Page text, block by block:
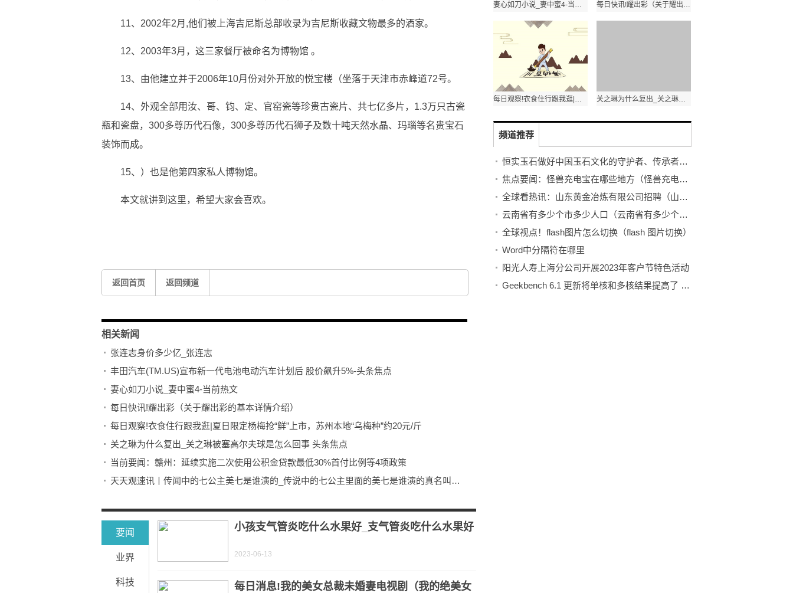
11、2002年2月,他们被上海吉尼斯总部收录为吉尼斯收藏文物最多的酒家。
12、2003年3月，这三家餐厅被命名为博物馆 。
13、由他建立并于2006年10月份对外开放的悦宝楼（坐落于天津市赤峰道72号。
14、外观全部用汝、哥、钧、定、官窑瓷等珍贵古瓷片、共七亿多片，1.3万只古瓷
瓶和瓷盘，300多尊历代石像，300多尊历代石狮子及数十吨天然水晶、玛瑙等名贵宝石
装饰而成。
15、）也是他第四家私人博物馆。
本文就讲到这里，希望大家会喜欢。
返回首页 返回频道
相关新闻
张连志身价多少亿_张连志
丰田汽车(TM.US)宣布新一代电池电动汽车计划后 股价飙升5%-头条焦点
妻心如刀小说_妻中蜜4-当前热文
每日快讯!耀出彩（关于耀出彩的基本详情介绍）
每日观察!衣食住行跟我逛|夏日限定杨梅抢“鲜”上市，苏州本地“乌梅种”约20元/斤
关之琳为什么复出_关之琳被塞高尔夫球是怎么回事 头条焦点
当前要闻：赣州：延续实施二次使用公积金贷款最低30%首付比例等4项政策
天天观速讯丨传闻中的七公主美七是谁演的_传说中的七公主里面的美七是谁演的真名叫什么
要闻
业界
科技
小孩支气管炎吃什么水果好_支气管炎吃什么水果好
2023-06-13
每日消息!我的美女总裁未婚妻电视剧（我的绝美女
妻心如刀小说_妻中蜜4-当前热文 每日快讯!耀出彩（关于耀出彩的基本详情介绍）
每日观察!衣食住行跟我逛|夏日限定杨梅抢“鲜”上市，苏州本地“乌梅种”约20元/斤 关之琳为什么复出_关之琳被塞高尔夫球是怎么回事 头条焦点
频道推荐
恒实玉石做好中国玉石文化的守护者、传承者、创新者
焦点要闻：怪兽充电宝在哪些地方（怪兽充电宝可以在其他地方还吗）
全球看热讯：山东黄金冶炼有限公司招聘（山东黄金冶炼）
云南省有多少个市多少人口（云南省有多少个市） 全球通讯
全球视点！flash图片怎么切换（flash 图片切换）
Word中分隔符在哪里
阳光人寿上海分公司开展2023年客户节特色活动
Geekbench 6.1 更新将单核和多核结果提高了 10%_全球独家